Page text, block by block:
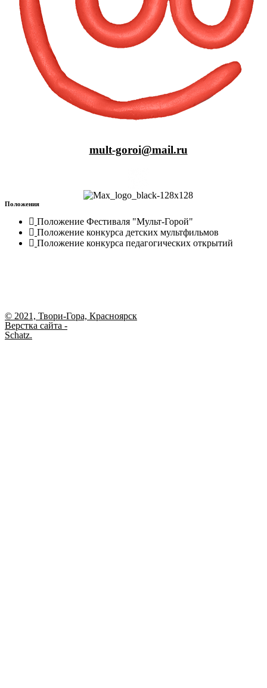
mult-goroi@mail.ru
Положения
Положение Фестиваля "Мульт-Горой"
Положение конкурса детских мультфильмов
Положение конкурса педагогических открытий
© 2021, Твори-Гора, Красноярск
Верстка сайта -
Schatz.